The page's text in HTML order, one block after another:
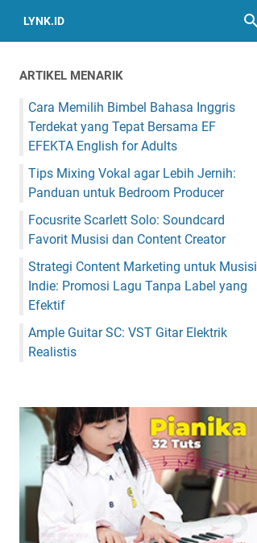
LYNK.ID
ARTIKEL MENARIK
Cara Memilih Bimbel Bahasa Inggris
Terdekat yang Tepat Bersama EF
EFEKTA English for Adults
Tips Mixing Vokal agar Lebih Jernih:
Panduan untuk Bedroom Producer
Focusrite Scarlett Solo: Soundcard
Favorit Musisi dan Content Creator
Strategi Content Marketing untuk Musisi
Indie: Promosi Lagu Tanpa Label yang
Efektif
Ample Guitar SC: VST Gitar Elektrik
Realistis